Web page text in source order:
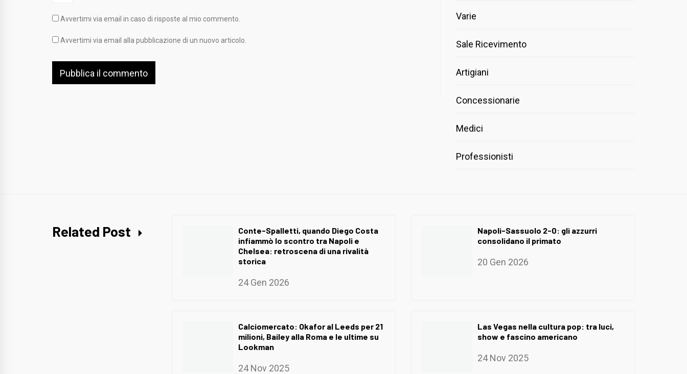
Avvertimi via email in caso di risposte al mio commento.
Avvertimi via email alla pubblicazione di un nuovo articolo.
Varie
Sale Ricevimento
Artigiani
Concessionarie
Medici
Professionisti
Related Post
Conte-Spalletti, quando Diego Costa
infiammò lo scontro tra Napoli e
Chelsea: retroscena di una rivalità
storica
24 Gen 2026
Napoli-Sassuolo 2-0: gli azzurri
consolidano il primato
20 Gen 2026
Calciomercato: Okafor al Leeds per 21
milioni, Bailey alla Roma e le ultime su
Lookman
24 Nov 2025
Las Vegas nella cultura pop: tra luci,
show e fascino americano
24 Nov 2025